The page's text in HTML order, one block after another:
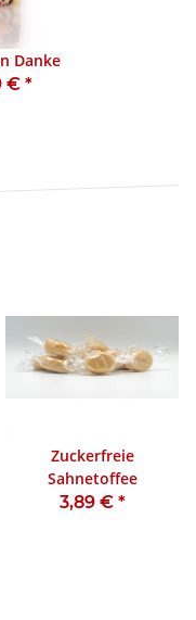
Danke
€ *
Zuckerfreie
Sahnetoffee
3,89 € *